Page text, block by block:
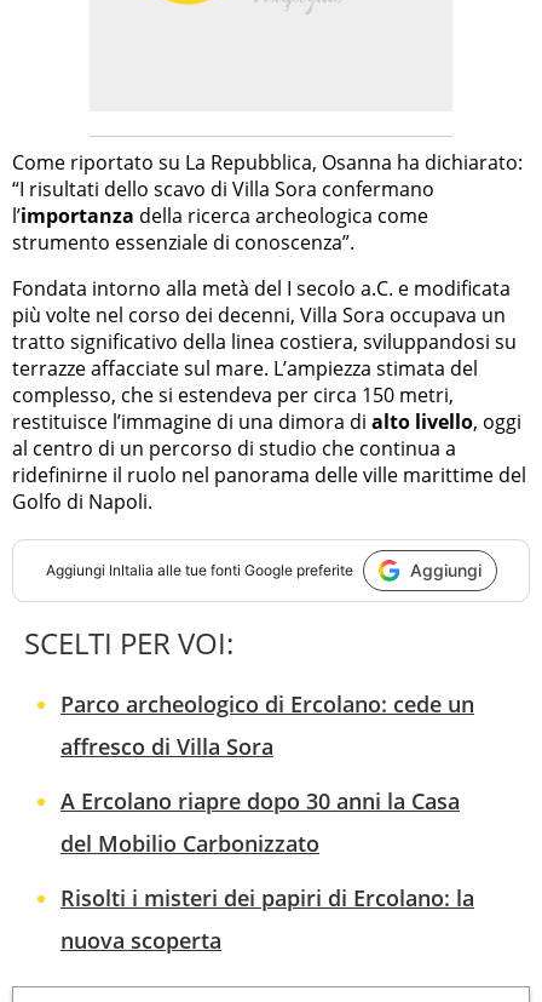
Come riportato su La Repubblica, Osanna ha dichiarato:
“I risultati dello scavo di Villa Sora confermano
l’importanza della ricerca archeologica come
strumento essenziale di conoscenza”.
Fondata intorno alla metà del I secolo a.C. e modificata
più volte nel corso dei decenni, Villa Sora occupava un
tratto significativo della linea costiera, sviluppandosi su
terrazze affacciate sul mare. L’ampiezza stimata del
complesso, che si estendeva per circa 150 metri,
restituisce l’immagine di una dimora di alto livello, oggi
al centro di un percorso di studio che continua a
ridefinirne il ruolo nel panorama delle ville marittime del
Golfo di Napoli.
Aggiungi InItalia alle tue fonti Google preferite Aggiungi
SCELTI PER VOI:
Parco archeologico di Ercolano: cede un
affresco di Villa Sora
A Ercolano riapre dopo 30 anni la Casa
del Mobilio Carbonizzato
Risolti i misteri dei papiri di Ercolano: la
nuova scoperta